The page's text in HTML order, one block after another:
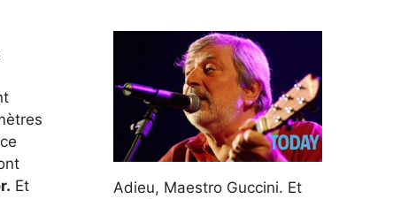
Et
Adieu, Maestro Guccini. Et